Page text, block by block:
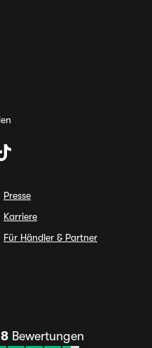
Presse
Karriere
Für Händler & Partner
Bewertungen